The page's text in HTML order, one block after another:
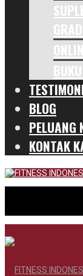
BLOG
PELUANG
KONTAK